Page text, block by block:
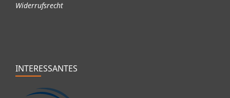
Widerrufsrecht
INTERESSANTES